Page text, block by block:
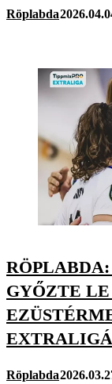
Röplabda
RÖPLABDA:
GYŐZTE
Röplabda